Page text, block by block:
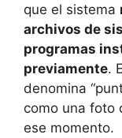
que el sistema
archivos de
programas
previamente.
denomina
como una foto
ese momento.